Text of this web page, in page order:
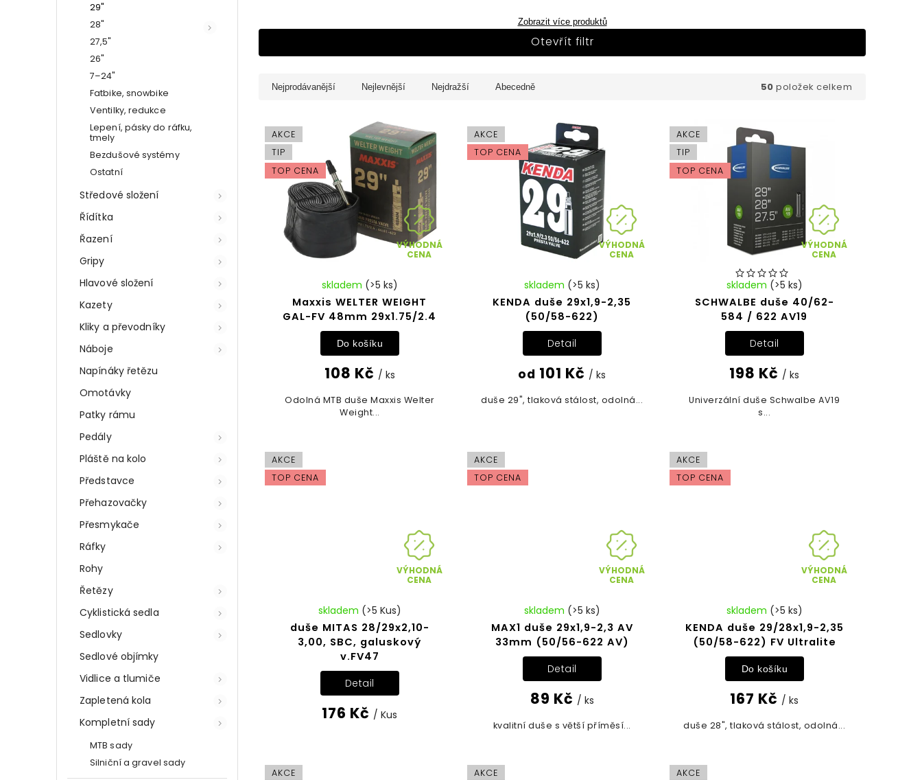
29"
28"
27,5"
26"
7–24"
Fatbike, snowbike
Ventilky, redukce
Lepení, pásky do ráfku,
tmely
Bezdušové systémy
Ostatní
Středové složení
Řídítka
Řazení
Gripy
Hlavové složení
Kazety
Kliky a převodníky
Náboje
Napínáky řetězu
Omotávky
Patky rámu
Pedály
Pláště na kolo
Představce
Přehazovačky
Přesmykače
Ráfky
Rohy
Řetězy
Cyklistická sedla
Sedlovky
Sedlové objímky
Vidlice a tlumiče
Zapletená kola
Kompletní sady
MTB sady
Silniční a gravel sady
Zobrazit více produktů
Otevřít filtr
Nejprodávanější Nejlevnější Nejdražší Abecedně 50 položek celkem
AKCE
TIP
TOP CENA
VÝHODNÁ
CENA
Maxxis WELTER WEIGHT
GAL-FV 48mm 29x1.75/2.4
skladem (>5 ks)
108 Kč / ks
Do košíku
Odolná MTB duše Maxxis Welter
Weight...
AKCE
TOP CENA
VÝHODNÁ
CENA
KENDA duše 29x1,9-2,35
(50/58-622)
skladem (>5 ks)
od 101 Kč / ks
Detail
duše 29", tlaková stálost, odolná...
AKCE
TIP
TOP CENA
VÝHODNÁ
CENA
SCHWALBE duše 40/62-
584 / 622 AV19
skladem (>5 ks)
198 Kč / ks
Detail
Univerzální duše Schwalbe AV19
s...
AKCE
TOP CENA
VÝHODNÁ
CENA
duše MITAS 28/29x2,10-
3,00, SBC, galuskový
v.FV47
skladem (>5 Kus)
176 Kč / Kus
Detail
AKCE
TOP CENA
VÝHODNÁ
CENA
MAX1 duše 29x1,9-2,3 AV
33mm (50/56-622 AV)
skladem (>5 ks)
89 Kč / ks
Detail
kvalitní duše s větší příměsí...
AKCE
TOP CENA
VÝHODNÁ
CENA
KENDA duše 29/28x1,9-2,35
(50/58-622) FV Ultralite
skladem (>5 ks)
167 Kč / ks
Do košíku
duše 28", tlaková stálost, odolná...
AKCE
AKCE
AKCE